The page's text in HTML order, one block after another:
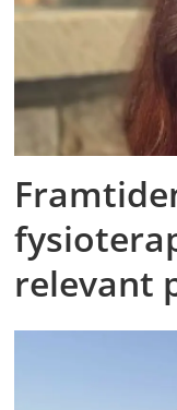
relevant